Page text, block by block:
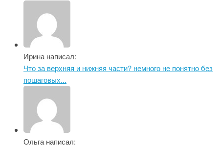
Ирина написал:
Что за верхняя и нижняя части? немного не понятно без
пошаговых...
Ольга написал: